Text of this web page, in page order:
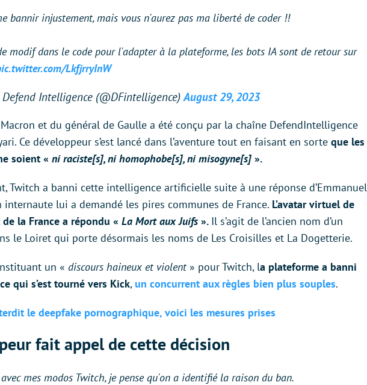
bannir injustement, mais vous n'aurez pas ma liberté de coder !!
modif dans le code pour l'adapter à la plateforme, les bots IA sont de retour sur
LkfjrryInW
Intelligence (@DFintelligence) August 29, 2023
Macron et du général de Gaulle a été conçu par la chaîne DefendIntelligence
Ce développeur s’est lancé dans l’aventure tout en faisant en sorte que les
soient « ni raciste[s], ni homophobe[s], ni misogyne[s] ».
Twitch a banni cette intelligence artificielle suite à une réponse d’Emmanuel
internaute lui a demandé les pires communes de France. L’avatar virtuel de
la France a répondu « La Mort aux Juifs ». Il s’agit de l’ancien nom d’un
le Loiret qui porte désormais les noms de Les Croisilles et La Dogetterie.
un « discours haineux et violent » pour Twitch, la plateforme a banni
qui s’est tourné vers Kick, un concurrent aux règles bien plus souples.
le deepfake pornographique, voici les mesures prises
fait appel de cette décision
mes modos Twitch, je pense qu'on a identifié la raison du ban.